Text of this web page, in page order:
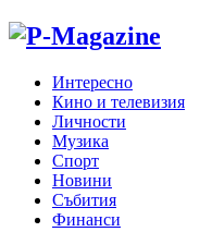
Skip
Интересно
Кино и телевизия
Личности
Музика
Спорт
Новини
Събития
Финанси